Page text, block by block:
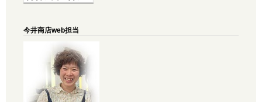
今井商店web担当